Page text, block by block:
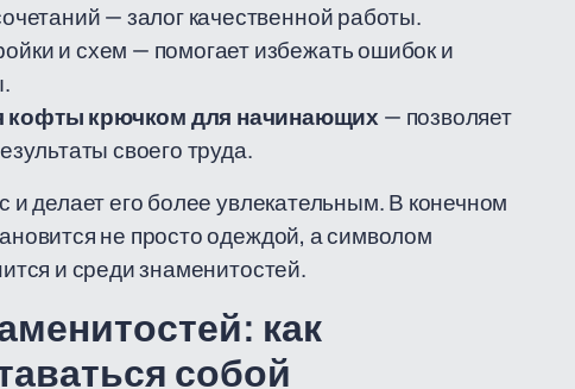
— залог качественной работы.
и схем — помогает избежать ошибок и
кофты крючком для начинающих— позволяет
своего труда.
и делает его более увлекательным. В конечном
не просто одеждой, а символом
и среди знаменитостей.
как
собой